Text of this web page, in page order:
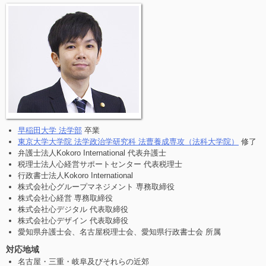
早稲田大学 法学部 卒業
東京大学大学院 法学政治学研究科 法曹養成専攻（法科大学院）
修了
弁護士法人Kokoro International 代表弁護士
税理士法人心経営サポートセンター 代表税理士
行政書士法人Kokoro International
株式会社心グループマネジメント 専務取締役
株式会社心経営 専務取締役
株式会社心デジタル 代表取締役
株式会社心デザイン 代表取締役
愛知県弁護士会、名古屋税理士会、愛知県行政書士会 所属
対応地域
名古屋・三重・岐阜及びそれらの近郊